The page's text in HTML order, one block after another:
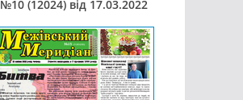
№10 (12024) від 17.03.2022